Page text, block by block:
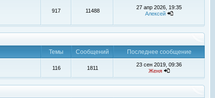
917 11488
27 апр 2026, 19:35
Алексей
Темы Сообщений
Последнее сообщение
116 1811
23 сен 2019, 09:36
Женя